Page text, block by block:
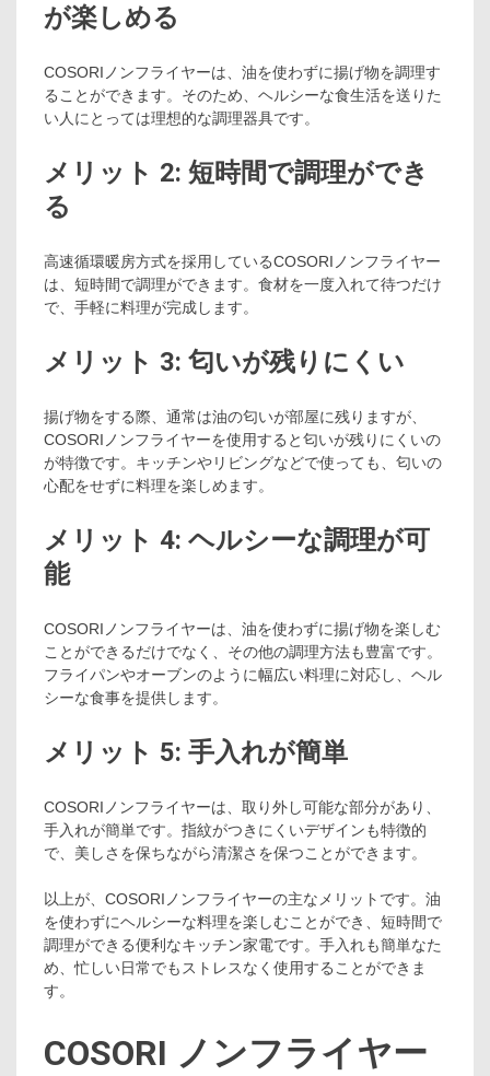
が楽しめる
COSORIノンフライヤーは、油を使わずに揚げ物を調理す
ることができます。そのため、ヘルシーな食生活を送りた
い人にとっては理想的な調理器具です。
メリット 2: 短時間で調理ができ
る
高速循環暖房方式を採用しているCOSORIノンフライヤー
は、短時間で調理ができます。食材を一度入れて待つだけ
で、手軽に料理が完成します。
メリット 3: 匂いが残りにくい
揚げ物をする際、通常は油の匂いが部屋に残りますが、
COSORIノンフライヤーを使用すると匂いが残りにくいの
が特徴です。キッチンやリビングなどで使っても、匂いの
心配をせずに料理を楽しめます。
メリット 4: ヘルシーな調理が可
能
COSORIノンフライヤーは、油を使わずに揚げ物を楽しむ
ことができるだけでなく、その他の調理方法も豊富です。
フライパンやオーブンのように幅広い料理に対応し、ヘル
シーな食事を提供します。
メリット 5: 手入れが簡単
COSORIノンフライヤーは、取り外し可能な部分があり、
手入れが簡単です。指紋がつきにくいデザインも特徴的
で、美しさを保ちながら清潔さを保つことができます。
以上が、COSORIノンフライヤーの主なメリットです。油
を使わずにヘルシーな料理を楽しむことができ、短時間で
調理ができる便利なキッチン家電です。手入れも簡単なた
め、忙しい日常でもストレスなく使用することができま
す。
COSORI ノンフライヤー